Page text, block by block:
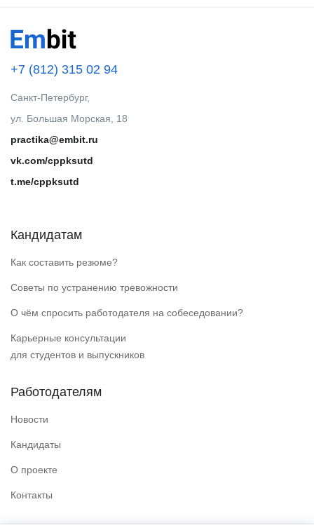
+7 (812) 315 02 94
Санкт-Петербург,
ул. Большая Морская, 18
practika@embit.ru
vk.com/cppksutd
t.me/cppksutd
Кандидатам
Как составить резюме?
Советы по устранению тревожности
О чём спросить работодателя на собеседовании?
Карьерные консультации
для студентов и выпускников
Работодателям
Новости
Кандидаты
О проекте
Контакты